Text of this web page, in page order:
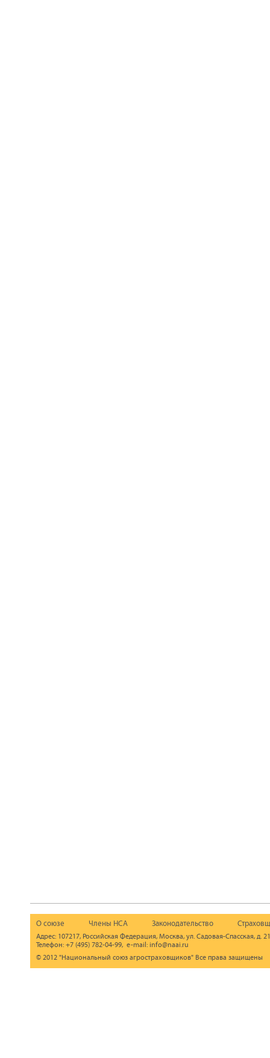
О союзе Члены НСА Законодательство
Адрес: 107217, Российская Федерация, Москва, ул. Садовая-Спасская, д.
Телефон: +7 (495) 782-04-99, e-mail: info@naai.ru
© 2012 "Национальный союз агростраховщиков" Все права защищены